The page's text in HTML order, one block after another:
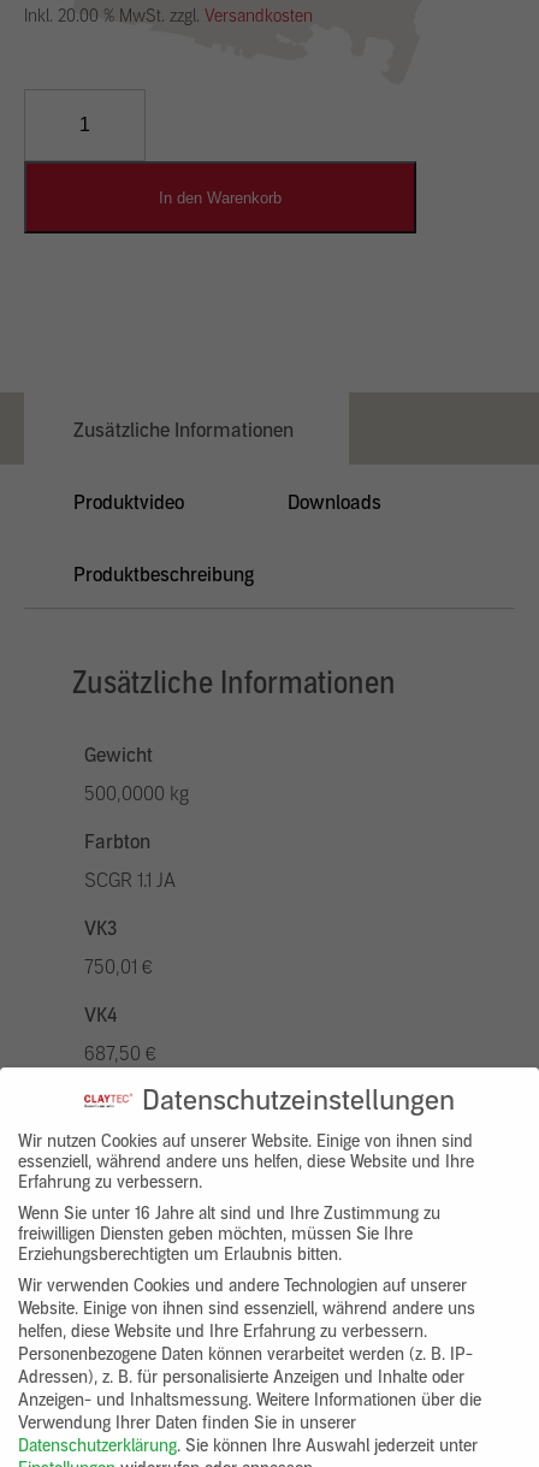
Inkl. 20.00 % MwSt. zzgl. Versandkosten
Designputz
In den Warenkorb
Zusätzliche Informationen
Produktvideo Downloads
Produktbeschreibung
Zusätzliche Informationen
Gewicht
500,0000 kg
Farbton
SCGR 1.1 JA
VK3
750,01 €
VK4
687,50 €
VK5
875,01 €
VK7
625,00 €
Gruppenprodukt
yosima_designputz_bigb
Datenschutzeinstellungen
Wir nutzen Cookies auf unserer Website. Einige von ihnen sind
essenziell, während andere uns helfen, diese Website und Ihre
Erfahrung zu verbessern.
Wenn Sie unter 16 Jahre alt sind und Ihre Zustimmung zu
freiwilligen Diensten geben möchten, müssen Sie Ihre
Erziehungsberechtigten um Erlaubnis bitten.
Wir verwenden Cookies und andere Technologien auf unserer
Website. Einige von ihnen sind essenziell, während andere uns
helfen, diese Website und Ihre Erfahrung zu verbessern.
Personenbezogene Daten können verarbeitet werden (z. B. IP-
Adressen), z. B. für personalisierte Anzeigen und Inhalte oder
Anzeigen- und Inhaltsmessung. Weitere Informationen über die
Verwendung Ihrer Daten finden Sie in unserer
Datenschutzerklärung. Sie können Ihre Auswahl jederzeit unter